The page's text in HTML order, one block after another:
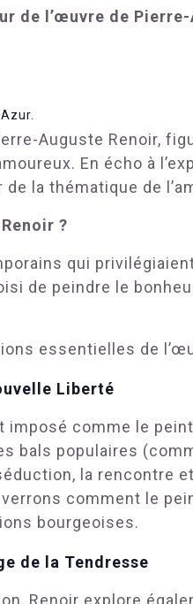
de l’œuvre de
Auguste Renoir,
En écho à
la thématique de
?
qui
de peindre le
essentielles de
Liberté
imposé comme le
bals populaires
la rencontre
comment le
bourgeoises.
de la Tendresse